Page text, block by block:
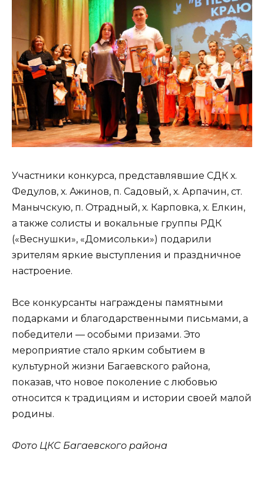
Участники конкурса, представлявшие СДК х.
Федулов, х. Ажинов, п. Садовый, х. Арпачин, ст.
Манычскую, п. Отрадный, х. Карповка, х. Елкин,
а также солисты и вокальные группы РДК
(«Веснушки», «Домисольки») подарили
зрителям яркие выступления и праздничное
настроение.
Все конкурсанты награждены памятными
подарками и благодарственными письмами, а
победители — особыми призами. Это
мероприятие стало ярким событием в
культурной жизни Багаевского района,
показав, что новое поколение с любовью
относится к традициям и истории своей малой
родины.
Фото ЦКС Багаевского района